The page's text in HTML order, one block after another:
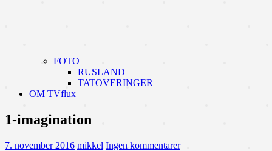
FOTO
RUSLAND
TATOVERINGER
OM TVflux
1-imagination
7. november 2016 mikkel Ingen kommentarer